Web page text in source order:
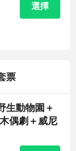
選擇
票
生動物園＋
偶劇＋威尼